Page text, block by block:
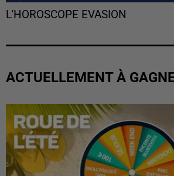
L'HOROSCOPE EVASION
ACTUELLEMENT À